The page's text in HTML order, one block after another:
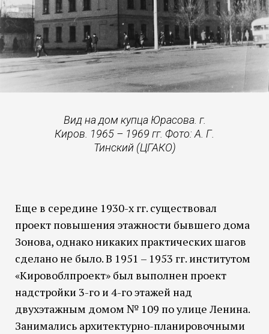
Вид на дом купца Юрасова. г.
Киров. 1965 – 1969 гг. Фото: А. Г.
Тинский (ЦГАКО)
Еще в середине 1930-х гг. существовал
проект повышения этажности бывшего дома
Зонова, однако никаких практических шагов
сделано не было. В 1951 – 1953 гг. институтом
«Кировоблпроект» был выполнен проект
надстройки 3-го и 4-го этажей над
двухэтажным домом № 109 по улице Ленина.
Занимались архитектурно-планировочными